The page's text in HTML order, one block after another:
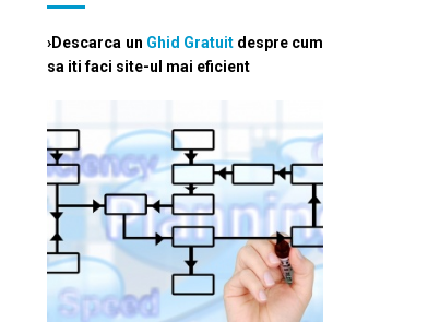
›Descarca un Ghid Gratuitdespre cum
sa iti faci site-ul mai eficient